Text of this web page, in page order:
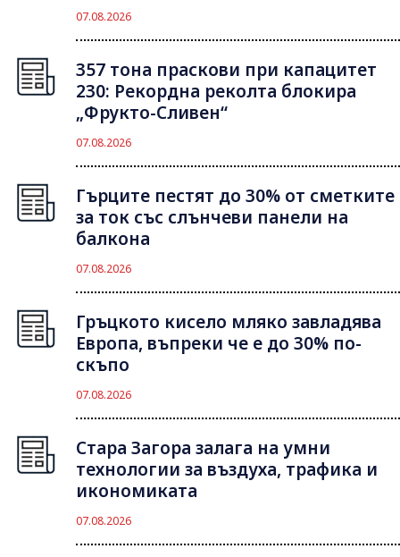
07.08.2026
357 тона праскови при капацитет
230: Рекордна реколта блокира
„Фрукто-Сливен“
07.08.2026
Гърците пестят до 30% от сметките
за ток със слънчеви панели на
балкона
07.08.2026
Гръцкото кисело мляко завладява
Европа, въпреки че е до 30% по-
скъпо
07.08.2026
Стара Загора залага на умни
технологии за въздуха, трафика и
икономиката
07.08.2026